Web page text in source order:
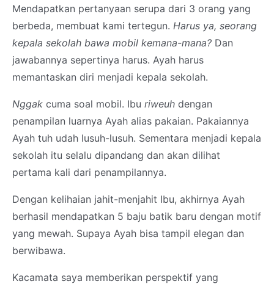
Mendapatkan pertanyaan serupa dari 3 orang yang
berbeda, membuat kami tertegun. Harus ya, seorang
kepala sekolah bawa mobil kemana-mana? Dan
jawabannya sepertinya harus. Ayah harus
memantaskan diri menjadi kepala sekolah.
Nggak cuma soal mobil. Ibu riweuh dengan
penampilan luarnya Ayah alias pakaian. Pakaiannya
Ayah tuh udah lusuh-lusuh. Sementara menjadi kepala
sekolah itu selalu dipandang dan akan dilihat
pertama kali dari penampilannya.
Dengan kelihaian jahit-menjahit Ibu, akhirnya Ayah
berhasil mendapatkan 5 baju batik baru dengan motif
yang mewah. Supaya Ayah bisa tampil elegan dan
berwibawa.
Kacamata saya memberikan perspektif yang